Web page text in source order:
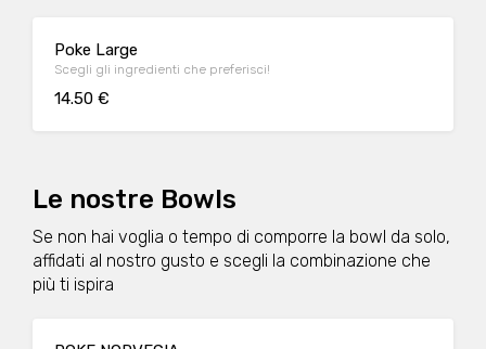
Poke Large
Scegli gli ingredienti che preferisci!
14.50 €
Le nostre Bowls
Se non hai voglia o tempo di comporre la bowl da solo,
affidati al nostro gusto e scegli la combinazione che
più ti ispira